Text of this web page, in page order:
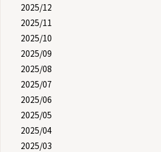
2025/12
2025/11
2025/10
2025/09
2025/08
2025/07
2025/06
2025/05
2025/04
2025/03